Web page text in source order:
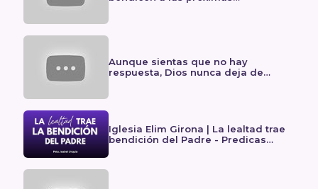
Aunque sientas que no hay
respuesta, Dios nunca deja de
Iglesia Elim Girona | La lealtad trae
bendición del Padre - Predicas